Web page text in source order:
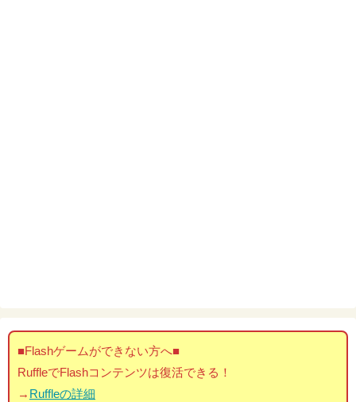
■Flashゲームができない方へ■
RuffleでFlashコンテンツは復活できる！
→ Ruffleの詳細